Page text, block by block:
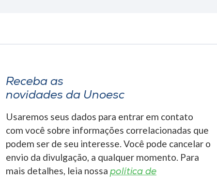
Receba as
novidades da Unoesc
Usaremos seus dados para entrar em contato
com você sobre informações correlacionadas que
podem ser de seu interesse. Você pode cancelar o
envio da divulgação, a qualquer momento. Para
mais detalhes, leia nossa política de